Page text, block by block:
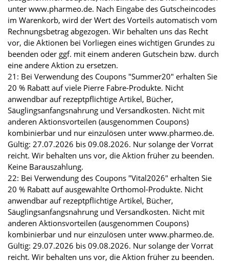
unter www.pharmeo.de. Nach Eingabe des Gutscheincodes
im Warenkorb, wird der Wert des Vorteils automatisch vom
Rechnungsbetrag abgezogen. Wir behalten uns das Recht
vor, die Aktionen bei Vorliegen eines wichtigen Grundes zu
beenden oder ggf. mit einem anderen Gutschein bzw. durch
eine andere Aktion zu ersetzen.
21: Bei Verwendung des Coupons "Summer20" erhalten Sie
20 % Rabatt auf viele Pierre Fabre-Produkte. Nicht
anwendbar auf rezeptpflichtige Artikel, Bücher,
Säuglingsanfangsnahrung und Versandkosten. Nicht mit
anderen Aktionsvorteilen (ausgenommen Coupons)
kombinierbar und nur einzulösen unter www.pharmeo.de.
Gültig: 27.07.2026 bis 09.08.2026. Nur solange der Vorrat
reicht. Wir behalten uns vor, die Aktion früher zu beenden.
Keine Barauszahlung.
22: Bei Verwendung des Coupons "Vital2026" erhalten Sie
20 % Rabatt auf ausgewählte Orthomol-Produkte. Nicht
anwendbar auf rezeptpflichtige Artikel, Bücher,
Säuglingsanfangsnahrung und Versandkosten. Nicht mit
anderen Aktionsvorteilen (ausgenommen Coupons)
kombinierbar und nur einzulösen unter www.pharmeo.de.
Gültig: 29.07.2026 bis 09.08.2026. Nur solange der Vorrat
reicht. Wir behalten uns vor, die Aktion früher zu beenden.